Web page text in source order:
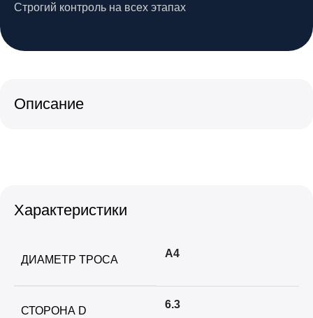
Строгий контроль на всех этапах
Описание
Характеристики
ДИАМЕТР ТРОСА
А4
СТОРОНА D
6.3